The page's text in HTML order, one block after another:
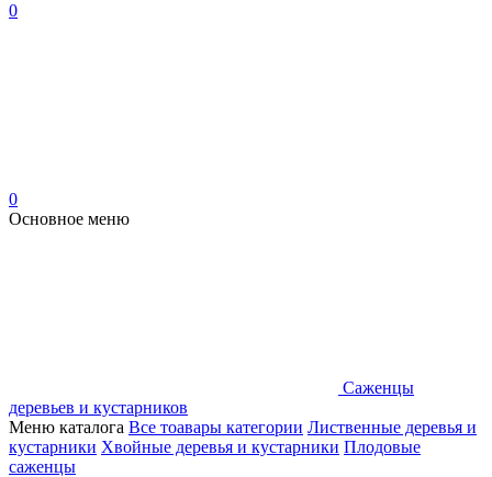
0
0
Основное меню
Саженцы
деревьев и кустарников
Меню каталога Все тоавары категории Лиственные деревья и
кустарники Хвойные деревья и кустарники Плодовые
саженцы